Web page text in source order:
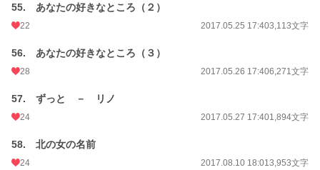
55. あなたの好きなところ（２）
22 2017.05.25 17:403,113文字
56. あなたの好きなところ（３）
28 2017.05.26 17:406,271文字
57. ずっと － リノ
24 2017.05.27 17:401,894文字
58. 北の女の名前
24 2017.08.10 18:013,953文字